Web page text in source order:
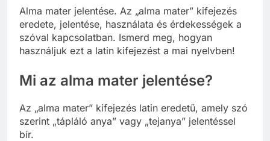
Alma mater jelentése. Az „alma mater” kifejezés
eredete, jelentése, használata és érdekességek a
szóval kapcsolatban. Ismerd meg, hogyan
használjuk ezt a latin kifejezést a mai nyelvben!
Mi az alma mater jelentése?
Az „alma mater” kifejezés latin eredetű, amely szó
szerint „tápláló anya” vagy „tejanya” jelentéssel
bír.